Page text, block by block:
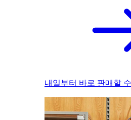
내일부터 바로 판매할